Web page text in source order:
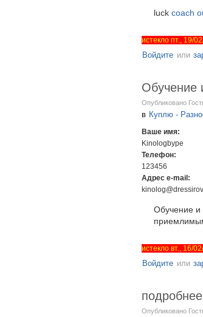
luck coach
истекло пт., 19/
Войдите или
Обучение
Опубликовано
в Куплю -
Ваше имя:
Kinologbype
Телефон:
123456
Адрес e-mail:
Обучение и
истекло вт., 16/
Войдите или
подробнее
Опубликовано